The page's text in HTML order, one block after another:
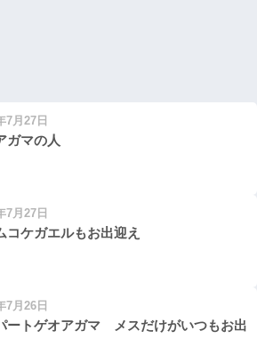
7月27日
ガマの人
7月27日
コケガエルもお出迎え
7月26日
ートゲオアガマ メスだけがいつもお出